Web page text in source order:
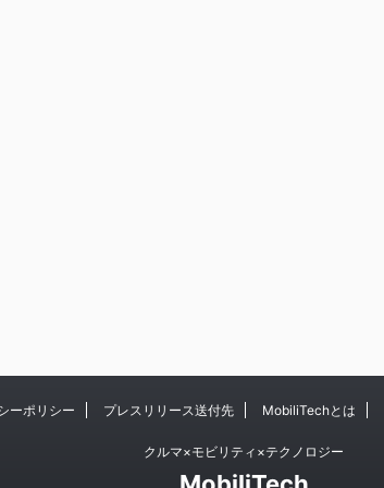
ーポリシー プレスリリース送付先 MobiliTechとは
クルマ×モビリティ×テクノロジー